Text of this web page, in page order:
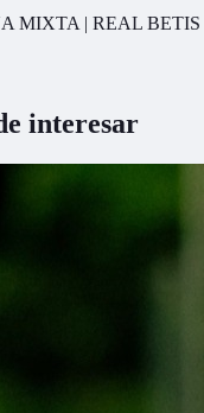
MIXTA | REAL BETIS
interesar